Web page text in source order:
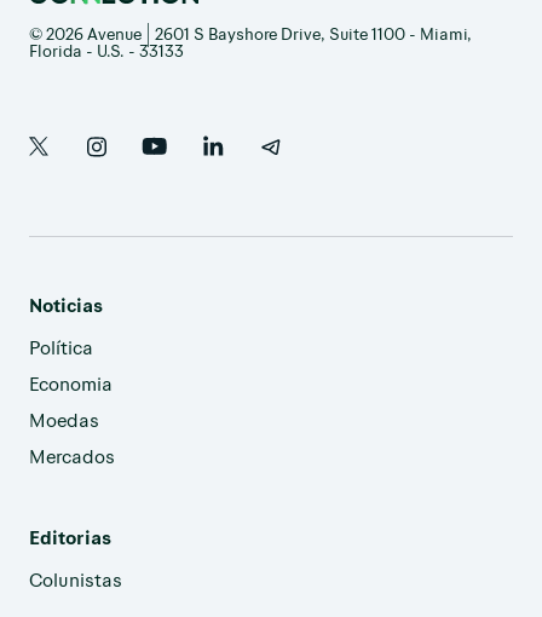
© 2026 Avenue | 2601 S Bayshore Drive, Suite 1100 - Miami,
Florida - U.S. - 33133
Noticias
Política
Economia
Moedas
Mercados
Editorias
Colunistas